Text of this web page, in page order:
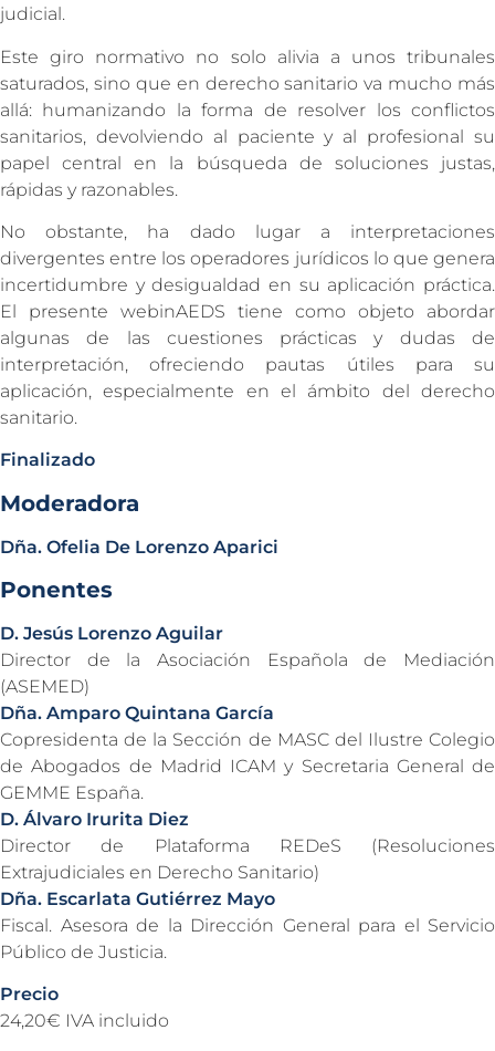
judicial.
Este giro normativo no solo alivia a unos tribunales
saturados, sino que en derecho sanitario va mucho más
allá: humanizando la forma de resolver los conflictos
sanitarios, devolviendo al paciente y al profesional su
papel central en la búsqueda de soluciones justas,
rápidas y razonables.
No obstante, ha dado lugar a interpretaciones
divergentes entre los operadores jurídicos lo que genera
incertidumbre y desigualdad en su aplicación práctica.
El presente webinAEDS tiene como objeto abordar
algunas de las cuestiones prácticas y dudas de
interpretación, ofreciendo pautas útiles para su
aplicación, especialmente en el ámbito del derecho
sanitario.
Finalizado
Moderadora
Dña. Ofelia De Lorenzo Aparici
Ponentes
D. Jesús Lorenzo Aguilar
Director de la Asociación Española de Mediación
(ASEMED)
Dña. Amparo Quintana García
Copresidenta de la Sección de MASC del Ilustre Colegio
de Abogados de Madrid ICAM y Secretaria General de
GEMME España.
D. Álvaro Irurita Diez
Director de Plataforma REDeS (Resoluciones
Extrajudiciales en Derecho Sanitario)
Dña. Escarlata Gutiérrez Mayo
Fiscal. Asesora de la Dirección General para el Servicio
Público de Justicia.
Precio
24,20€ IVA incluido